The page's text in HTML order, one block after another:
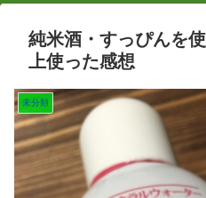
純米酒・すっぴんを
上使った感想
未分類